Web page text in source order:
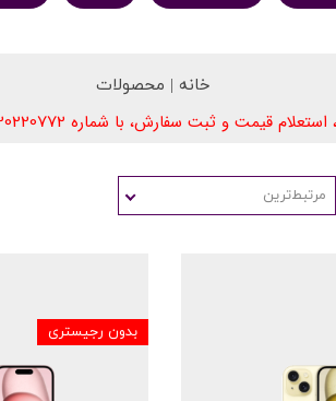
خانه | محصولات
قیمت و ثبت سفارش، با شماره
مرتبط‌ترین
بدون رجیستری